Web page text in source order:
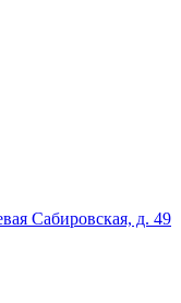
Сабировская, д. 49